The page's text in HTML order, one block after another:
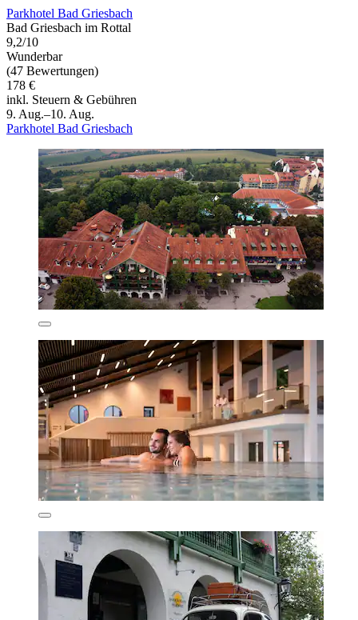
Parkhotel Bad Griesbach
Bad Griesbach im Rottal
9,2/10
Wunderbar
(47 Bewertungen)
178 €
inkl. Steuern & Gebühren
9. Aug.–10. Aug.
Parkhotel Bad Griesbach